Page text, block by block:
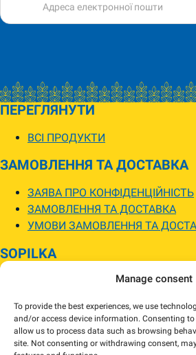
Manage consent
To provide the best experiences, we use
and/or access device information. Consenting to
allow us to process data such as browsing
site. Not consenting or withdrawing consent,
ПЕРЕГЛЯНУТИ
ВСІ ПРОДУКТИ
ЗАМОВЛЕННЯ ТА ДОСТАВКА
ЗАЯВА ПРО КОНФІДЕНЦІЙНІСТЬ
ЗАМОВЛЕННЯ ТА ДОСТАВКА
УМОВИ ЗАМОВЛЕННЯ ТА
SOPILKA
МАГАЗИНИ SOPILKA
НОВИНИ
Зображення товарів на вебсайті можуть